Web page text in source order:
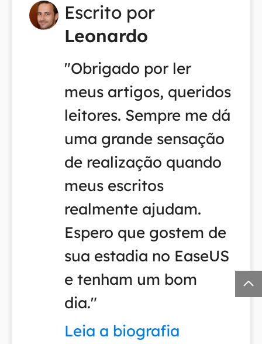
Escrito por
Leonardo
"Obrigado por ler
meus artigos, queridos
leitores. Sempre me dá
uma grande sensação
de realização quando
meus escritos
realmente ajudam.
Espero que gostem de
sua estadia no EaseUS
e tenham um bom
dia."
Leia a biografia
